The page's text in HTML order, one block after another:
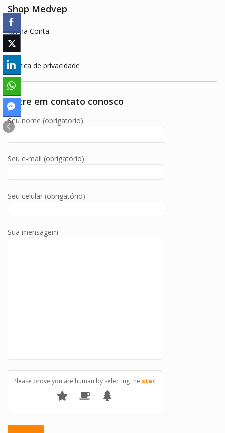
Shop Medvep
Minha Conta
FAQ
Política de privacidade
Entre em contato conosco
Seu nome (obrigatório)
Seu e-mail (obrigatório)
Seu celular (obrigatório)
Sua mensagem
Please prove you are human by selecting the star.